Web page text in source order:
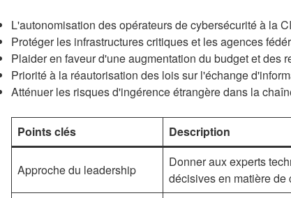
L'autonomisation des opérateurs de cybersécurité à la
Protéger les infrastructures critiques et les agences
Plaider en faveur d'une augmentation du budget et des
Priorité à la réautorisation des lois sur l'échange
Atténuer les risques d'ingérence étrangère dans la
Points clés Description
Approche du leadership
Donner aux experts
décisives en matière de